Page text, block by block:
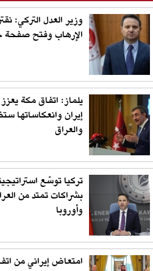
وزير العدل
الإرهاب وفتح صفحة
يلماز: اتفاق مكة
إيران وانعكاساتها
والعراق
تركيا توسّع
بشراكات تمتد من
وأوروبا
امتعاض إيراني من